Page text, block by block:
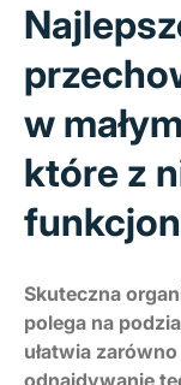
w
które z
Skuteczna
polega na
ułatwia